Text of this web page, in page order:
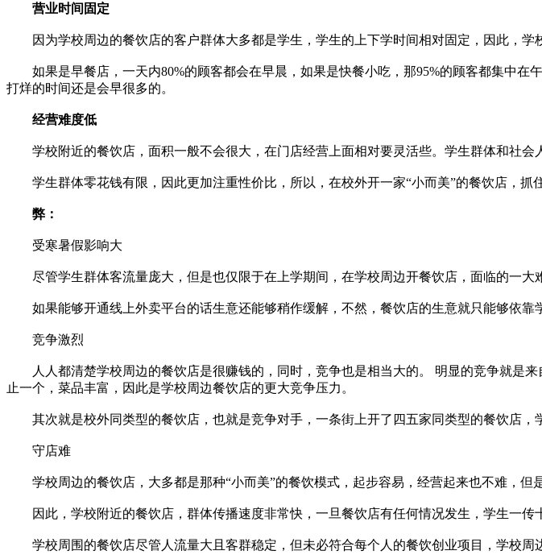
营业时间固定
因为学校周边的餐饮店的客户群体大多都是学生，学生的上下学时间相对固定，因此，学
如果是早餐店，一天内80%的顾客都会在早晨，如果是快餐小吃，那95%的顾客都集中在
打烊的时间还是会早很多的。
经营难度低
学校附近的餐饮店，面积一般不会很大，在门店经营上面相对要灵活些。学生群体和社会
学生群体零花钱有限，因此更加注重性价比，所以，在校外开一家“小而美”的餐饮店，抓
弊：
受寒暑假影响大
尽管学生群体客流量庞大，但是也仅限于在上学期间，在学校周边开餐饮店，面临的一大
如果能够开通线上外卖平台的话生意还能够稍作缓解，不然，餐饮店的生意就只能够依靠
竞争激烈
人人都清楚学校周边的餐饮店是很赚钱的，同时，竞争也是相当大的。 明显的竞争就是
止一个，菜品丰富，因此是学校周边餐饮店的更大竞争压力。
其次就是校外同类型的餐饮店，也就是竞争对手，一条街上开了四五家同类型的餐饮店，
守店难
学校周边的餐饮店，大多都是那种“小而美”的餐饮模式，起步容易，经营起来也不难，但
因此，学校附近的餐饮店，群体传播速度非常快，一旦餐饮店有任何情况发生，学生一传
学校周围的餐饮店尽管人流量大且客群稳定，但未必符合每个人的餐饮创业项目，学校周